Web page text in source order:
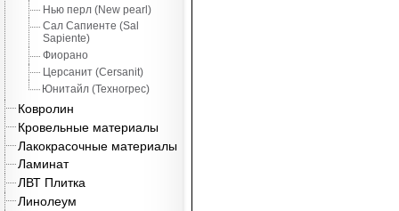
Нью перл (New pearl)
Сал Сапиенте (Sal
Sapiente)
Фиорано
Церсанит (Cersanit)
Юнитайл (Техногрес)
Ковролин
Кровельные материалы
Лакокрасочные материалы
Ламинат
ЛВТ Плитка
Линолеум